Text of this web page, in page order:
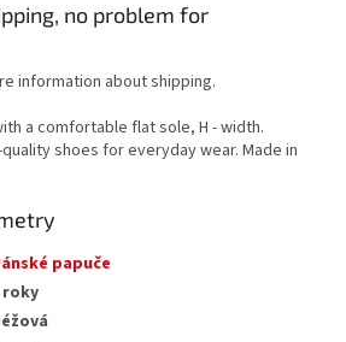
no problem for
information about shipping.
a comfortable flat sole, H - width.
shoes for everyday wear. Made in
papuče
roky